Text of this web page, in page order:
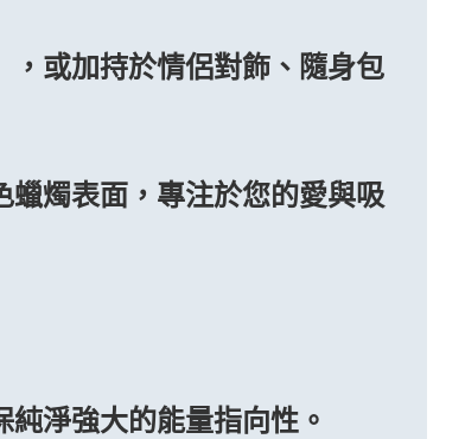
或加持於情侶對飾、隨身包
燭表面，專注於您的愛與吸
淨強大的能量指向性。